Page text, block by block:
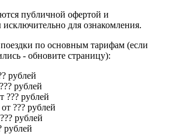
публичной офертой и
исключительно для ознакомления.
по основным тарифам (если
- обновите страницу):
рублей
рублей
??? рублей
от ??? рублей
рублей
рублей